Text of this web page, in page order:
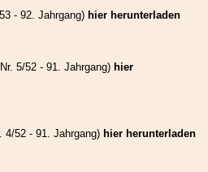
- 92. Jahrgang) hier herunterladen
5/52 - 91. Jahrgang) hier
4/52 - 91. Jahrgang) hier herunterladen